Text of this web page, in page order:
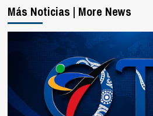
Más Noticias | More News